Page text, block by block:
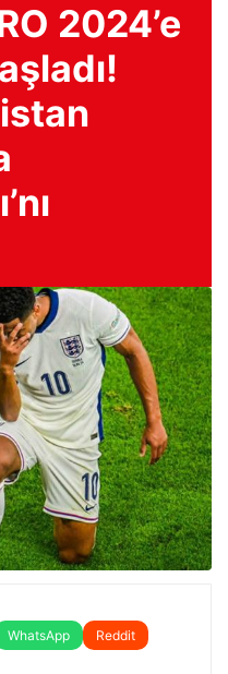
2024’e
WhatsApp
Reddit